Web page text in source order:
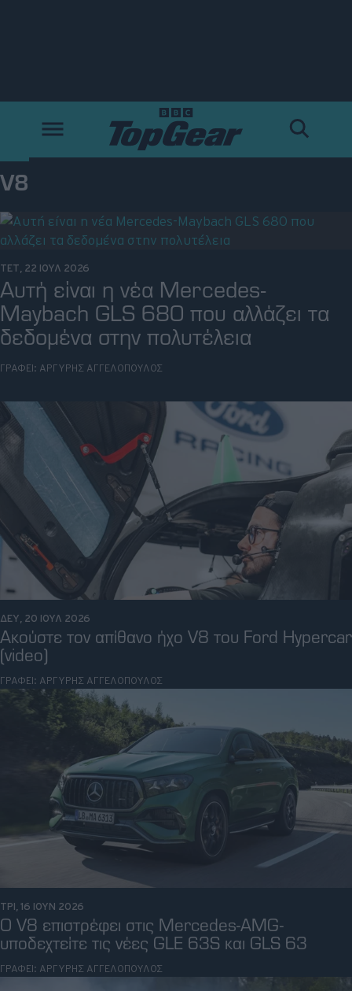
V8
ΤΕΤ, 22 ΙΟΥΛ 2026
Αυτή είναι η νέα Mercedes-
Maybach GLS 680 που αλλάζει τα
δεδομένα στην πολυτέλεια
ΓΡΑΦΕΙ: ΑΡΓΥΡΗΣ ΑΓΓΕΛΟΠΟΥΛΟΣ
ΔΕΥ, 20 ΙΟΥΛ 2026
Ακούστε τον απίθανο ήχο V8 του Ford Hypercar
(video)
ΓΡΑΦΕΙ: ΑΡΓΥΡΗΣ ΑΓΓΕΛΟΠΟΥΛΟΣ
ΤΡΙ, 16 ΙΟΥΝ 2026
Ο V8 επιστρέφει στις Mercedes-AMG-
υποδεχτείτε τις νέες GLE 63S και GLS 63
ΓΡΑΦΕΙ: ΑΡΓΥΡΗΣ ΑΓΓΕΛΟΠΟΥΛΟΣ
Δοκιμές
Motorsport
Άποψη
Viral
Big Reads
Retro
Moto
Gaming
Συνεντεύξεις